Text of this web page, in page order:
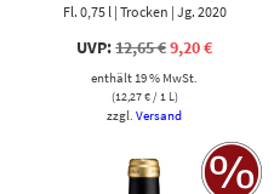
Fl. 0,75 l | Trocken | Jg. 2020
UVP:12,65€Ursprünglicher
Preis
war:
12,65 €
9,20€Aktueller
enthält 19 % MwSt.
(12,27€/ 1 L)
zzgl.Versand